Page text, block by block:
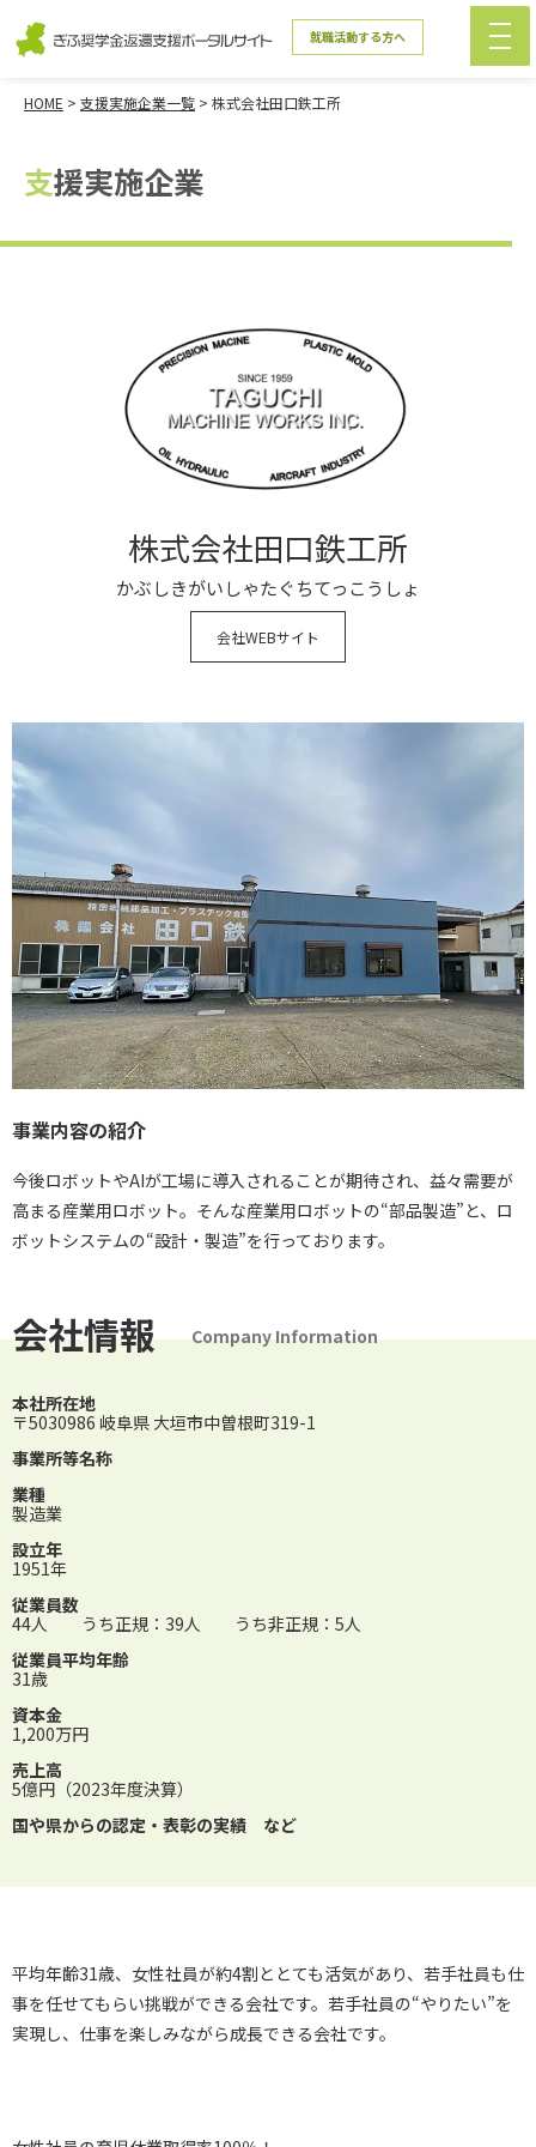
就職活動する方へ
HOME > 支援実施企業一覧 > 株式会社田口鉄工所
支援実施企業
株式会社田口鉄工所
かぶしきがいしゃたぐちてっこうしょ
会社WEBサイト
事業内容の紹介
今後ロボットやAIが工場に導入されることが期待され、益々需要が
高まる産業用ロボット。そんな産業用ロボットの“部品製造”と、ロ
ボットシステムの“設計・製造”を行っております。
会社情報 Company Information
本社所在地
〒5030986 岐阜県 大垣市中曽根町319-1
事業所等名称
業種
製造業
設立年
1951年
従業員数
44人 うち正規：39人 うち非正規：5人
従業員平均年齢
31歳
資本金
1,200万円
売上高
5億円（2023年度決算）
国や県からの認定・表彰の実績 など
平均年齢31歳、女性社員が約4割ととても活気があり、若手社員も仕
事を任せてもらい挑戦ができる会社です。若手社員の“やりたい”を
実現し、仕事を楽しみながら成長できる会社です。